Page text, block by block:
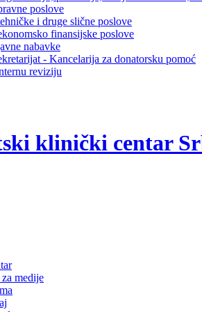
poslove
i druge slične poslove
finansijske poslove
nabavke
- Kancelarija za donatorsku pomoć
reviziju
klinički centar
za medije